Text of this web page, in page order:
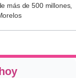
más de 500 millones,